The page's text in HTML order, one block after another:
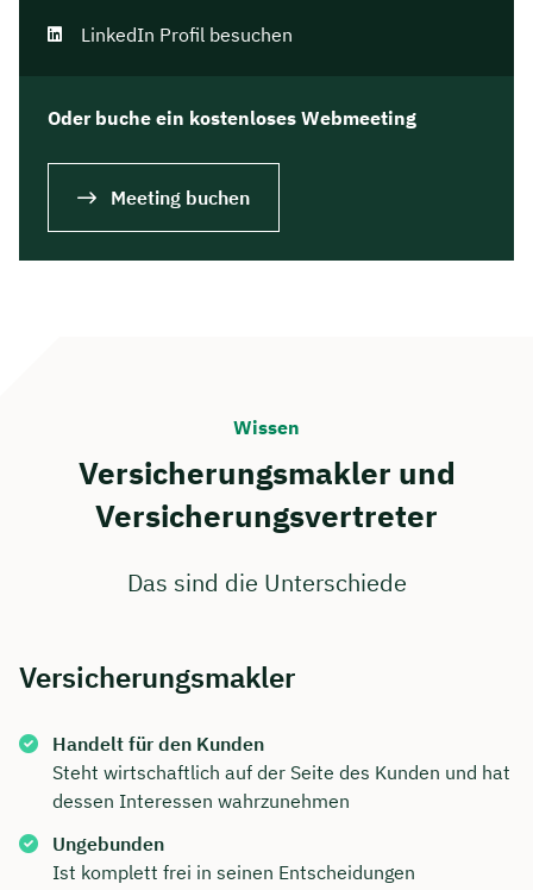
LinkedIn Profil besuchen
Oder buche ein kostenloses Webmeeting
Meeting buchen
Wissen
Versicherungsmakler und
Versicherungsvertreter
Das sind die Unterschiede
Versicherungsmakler
Handelt für den Kunden
Steht wirtschaftlich auf der Seite des Kunden und hat
dessen Interessen wahrzunehmen
Ungebunden
Ist komplett frei in seinen Entscheidungen